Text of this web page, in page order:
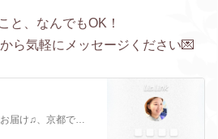
と、なんでもOK！
ら気軽にメッセージください💌
健康×美容×豊かさを楽しくお届け♫、京都で健康と美容と豊かさをお届けしている商売人取引製品はニュースキン社のサプリメントや美容製品ニュースキンの正規販売代理店、SNS、画像、音楽、動画、個性とスタイルを１リンクに